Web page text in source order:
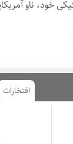
خود، ناو
افتخارات